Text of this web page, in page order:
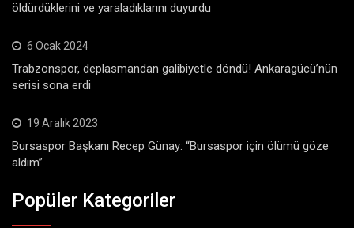
öldürdüklerini ve yaraladıklarını duyurdu
6 Ocak 2024
Trabzonspor, deplasmandan galibiyetle döndü! Ankaragücü’nün
serisi sona erdi
19 Aralık 2023
Bursaspor Başkanı Recep Günay: “Bursaspor için ölümü göze
aldım”
Popüler Kategoriler